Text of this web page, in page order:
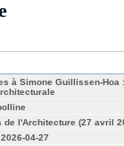
à Simone Guillissen-
de l'Architecture (27 avril
04-27